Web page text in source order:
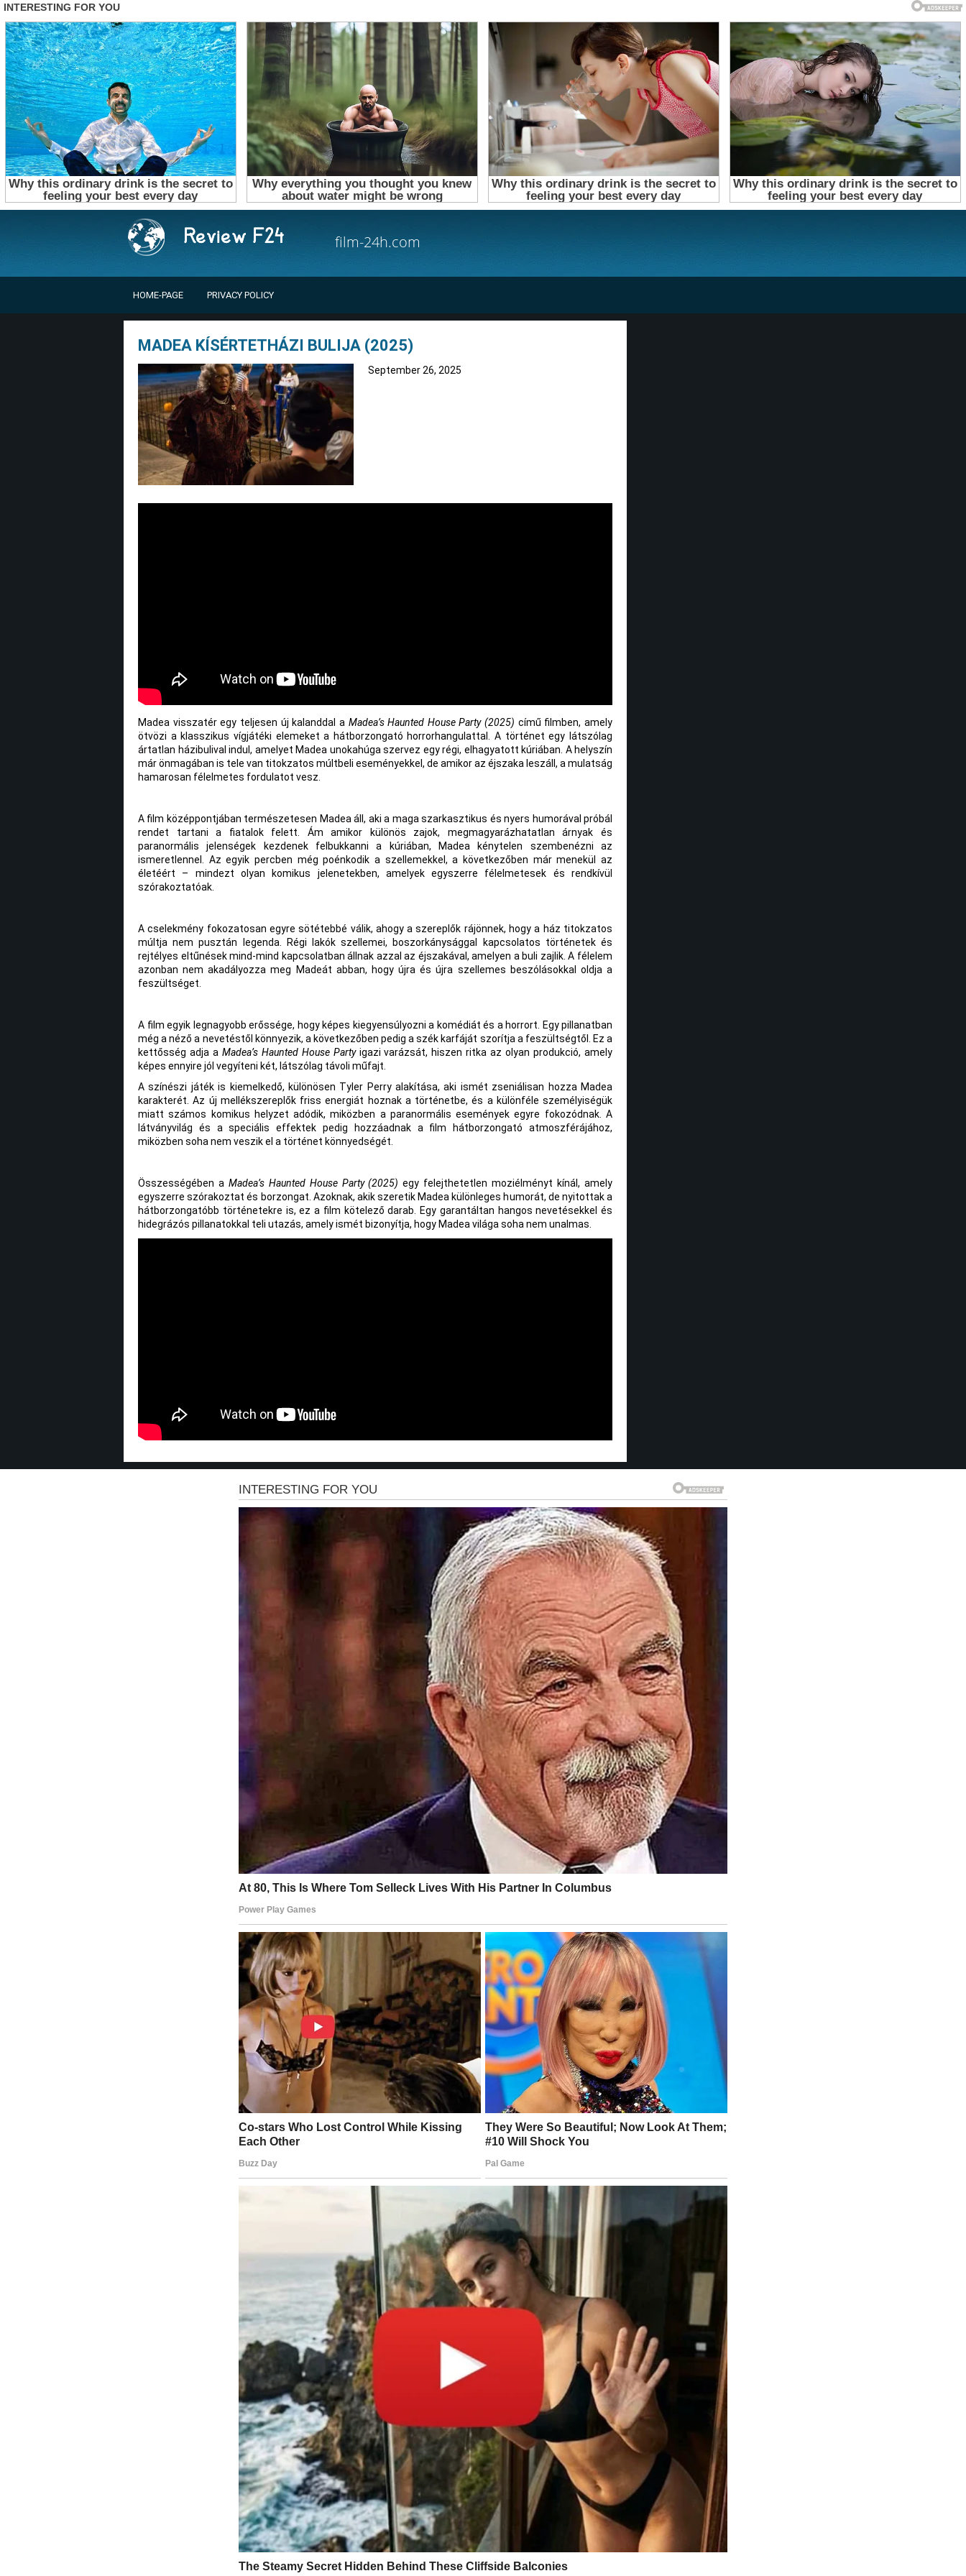
film-24h.com
HOME-PAGE PRIVACY POLICY
MADEA KÍSÉRTETHÁZI BULIJA (2025)
September 26, 2025
Madea visszatér egy teljesen új kalanddal a Madea’s Haunted House Party (2025) című filmben, amely
ötvözi a klasszikus vígjátéki elemeket a hátborzongató horrorhangulattal. A történet egy látszólag
ártatlan házibulival indul, amelyet Madea unokahúga szervez egy régi, elhagyatott kúriában. A helyszín
már önmagában is tele van titokzatos múltbeli eseményekkel, de amikor az éjszaka leszáll, a mulatság
hamarosan félelmetes fordulatot vesz.
A film középpontjában természetesen Madea áll, aki a maga szarkasztikus és nyers humorával próbál
rendet tartani a fiatalok felett. Ám amikor különös zajok, megmagyarázhatatlan árnyak és
paranormális jelenségek kezdenek felbukkanni a kúriában, Madea kénytelen szembenézni az
ismeretlennel. Az egyik percben még poénkodik a szellemekkel, a következőben már menekül az
életéért – mindezt olyan komikus jelenetekben, amelyek egyszerre félelmetesek és rendkívül
szórakoztatóak.
A cselekmény fokozatosan egyre sötétebbé válik, ahogy a szereplők rájönnek, hogy a ház titokzatos
múltja nem pusztán legenda. Régi lakók szellemei, boszorkánysággal kapcsolatos történetek és
rejtélyes eltűnések mind-mind kapcsolatban állnak azzal az éjszakával, amelyen a buli zajlik. A félelem
azonban nem akadályozza meg Madeát abban, hogy újra és újra szellemes beszólásokkal oldja a
feszültséget.
A film egyik legnagyobb erőssége, hogy képes kiegyensúlyozni a komédiát és a horrort. Egy pillanatban
még a néző a nevetéstől könnyezik, a következőben pedig a szék karfáját szorítja a feszültségtől. Ez a
kettősség adja a Madea’s Haunted House Partyigazi varázsát, hiszen ritka az olyan produkció, amely
képes ennyire jól vegyíteni két, látszólag távoli műfajt.
A színészi játék is kiemelkedő, különösen Tyler Perry alakítása, aki ismét zseniálisan hozza Madea
karakterét. Az új mellékszereplők friss energiát hoznak a történetbe, és a különféle személyiségük
miatt számos komikus helyzet adódik, miközben a paranormális események egyre fokozódnak. A
látványvilág és a speciális effektek pedig hozzáadnak a film hátborzongató atmoszférájához,
miközben soha nem veszik el a történet könnyedségét.
Összességében a Madea’s Haunted House Party (2025) egy felejthetetlen moziélményt kínál, amely
egyszerre szórakoztat és borzongat. Azoknak, akik szeretik Madea különleges humorát, de nyitottak a
hátborzongatóbb történetekre is, ez a film kötelező darab. Egy garantáltan hangos nevetésekkel és
hidegrázós pillanatokkal teli utazás, amely ismét bizonyítja, hogy Madea világa soha nem unalmas.